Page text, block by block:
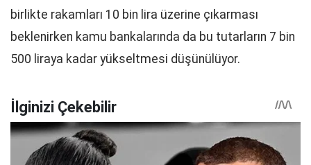
birlikte rakamları 10 bin lira üzerine çıkarması
beklenirken kamu bankalarında da bu tutarların 7 bin
500 liraya kadar yükseltmesi düşünülüyor.